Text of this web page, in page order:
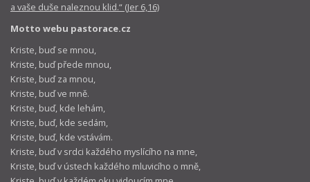
a vaše duše naleznou klid.“ (Jer 6,16)
Motto webu pastorace.cz
Kriste, buď se mnou,
Kriste, buď přede mnou,
Kriste, buď za mnou,
Kriste, buď ve mně.
Kriste, buď, kde lehám,
Kriste, buď, kde sedám,
Kriste, buď, kde vstávám.
Kriste, buď v srdci každého myslícího na mne,
Kriste, buď v ústech každého mluvicího o mně,